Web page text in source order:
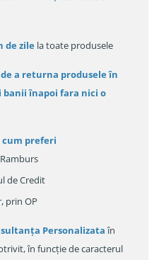
de zile la toate produsele
a returna produsele în
banii înapoi fara nici o
cum preferi
de Credit
prin OP
Personalizataîn
în funcție de caracterul